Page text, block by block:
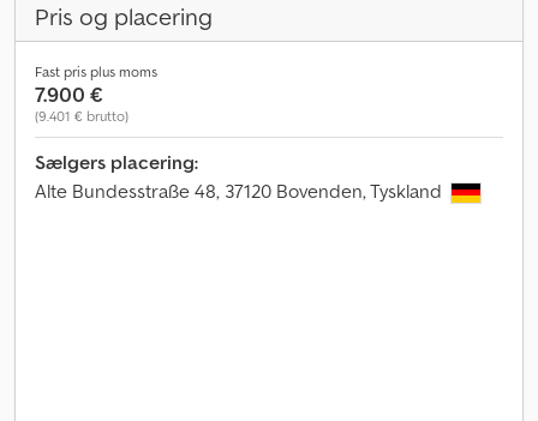
Pris og placering
Fast pris plus moms
7.900 €
(9.401 € brutto)
Sælgers placering:
Alte Bundesstraße 48, 37120 Bovenden, Tyskland